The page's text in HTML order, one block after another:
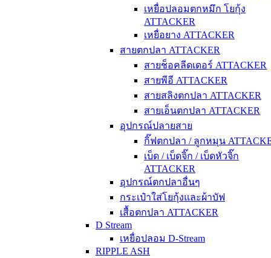
เหยื่อปลอมตกหมึก โยกุ้ง
ATTACKER
เหยื่อยาง ATTACKER
สายตกปลา ATTACKER
สายช็อคลีดเดอร์ ATTACKER
สายพีอี ATTACKER
สายสลิงตกปลา ATTACKER
สายเอ็นตกปลา ATTACKER
อุปกรณ์ปลายสาย
กิ๊ฟตกปลา / ลูกหมุน
เบ็ด / เบ็ดจิ๊ก / เบ็ดหัวจิ๊ก
ATTACKER
อุปกรณ์ตกปลาอื่นๆ
กระเป๋าใส่โยกุ้งและผ้าบัฟ
เสื้อตกปลา ATTACKER
D Stream
เหยื่อปลอม D-Stream
RIPPLE ASH